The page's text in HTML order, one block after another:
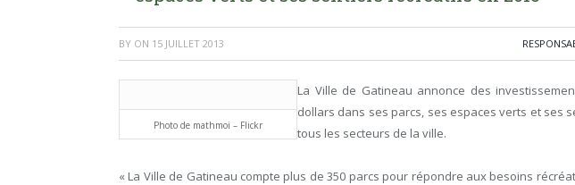
BY ON 15 JUILLET 2013
Photo de mathmoi – Flickr
La Ville de Gatineau annonce des
dollars dans ses parcs, ses espaces verts et ses
tous les secteurs de la ville.
« La Ville de Gatineau compte plus de 350 parcs pour répondre aux besoins